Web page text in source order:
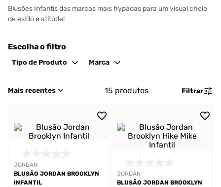
Blusões Infantis das marcas mais hypadas para um visual cheio
de estilo e atitude!
Escolha o filtro
Tipo de Produto Marca
Mais recentes 15 produtos Filtrar
JORDAN
BLUSÃO JORDAN BROOKLYN
INFANTIL
JORDAN
BLUSÃO JORDAN BROOKLYN